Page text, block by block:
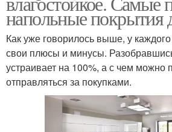
напольные покрытия
Как уже говорилось выше, у
свои плюсы и минусы.
устраивает на 100%, а с чем можно
отправляться за покупками.